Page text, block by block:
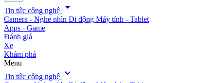
search
Tin tức công nghệ arrow_drop_down
Camera - Nghe nhìn Di động Máy tính - Tablet
Apps - Game
Đánh giá
Xe
Khám phá
Menu
Tin tức công nghệ expand_more